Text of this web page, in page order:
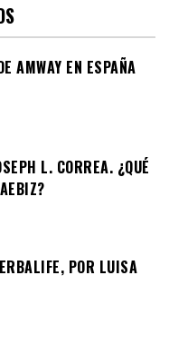
AMWAY EN ESPAÑA
L. CORREA. ¿QUÉ
POR LUISA